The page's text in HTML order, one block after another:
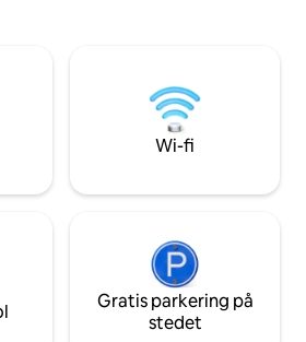
635, shopping,
Cove Marina,
Rockwall i
svære at finde.**
centrum, men
nøglefærdigt
Wi-fi
Gratis parkering på
stedet